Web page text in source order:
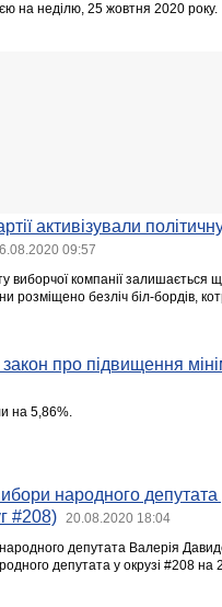
на неділю, 25 жовтня 2020 року.
активізували
09:57
виборчої компанії залишається
розміщено безліч біл-бордів,
про підвищення
на 5,86%.
народного депутата
#208)
20.08.2020 18:04
народного депутата Валерія
депутата у окрузі #208 на